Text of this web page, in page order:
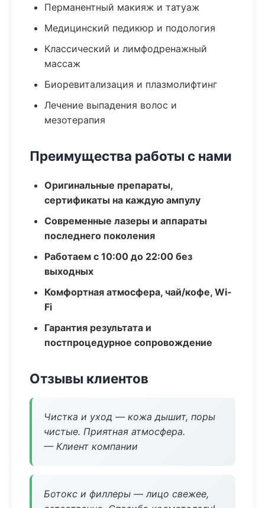
Перманентный макияж и татуаж
Медицинский педикюр и подология
Классический и лимфодренажный
массаж
Биоревитализация и плазмолифтинг
Лечение выпадения волос и
мезотерапия
Преимущества работы с нами
Оригинальные препараты,
сертификаты на каждую ампулу
Современные лазеры и аппараты
последнего поколения
Работаем с 10:00 до 22:00 без
выходных
Комфортная атмосфера, чай/кофе, Wi-
Fi
Гарантия результата и
постпроцедурное сопровождение
Отзывы клиентов
Чистка и уход — кожа дышит, поры
чистые. Приятная атмосфера.
— Клиент компании
Ботокс и филлеры — лицо свежее,